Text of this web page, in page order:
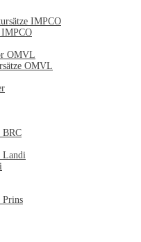
IMPCO
IMPCO
OMVL
OMVL
BRC
Landi
Prins